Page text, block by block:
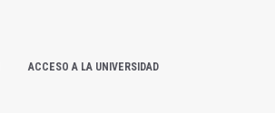
ACCESO A LA UNIVERSIDAD